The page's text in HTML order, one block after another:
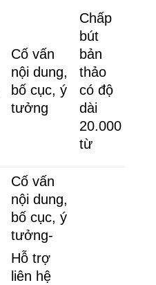
Cố vấn
nội dung,
bố cục, ý
tưởng
Chấp
bút
bản
thảo
có độ
dài
20.000
từ
Cố vấn
nội dung,
bố cục, ý
tưởng-
Hỗ trợ
liên hệ